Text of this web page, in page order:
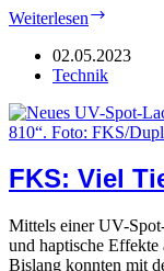
Weiterlesen
02.05.2023
Technik
FKS: Viel
Mittels einer UV-
und haptische Effekte
Bislang konnten mit